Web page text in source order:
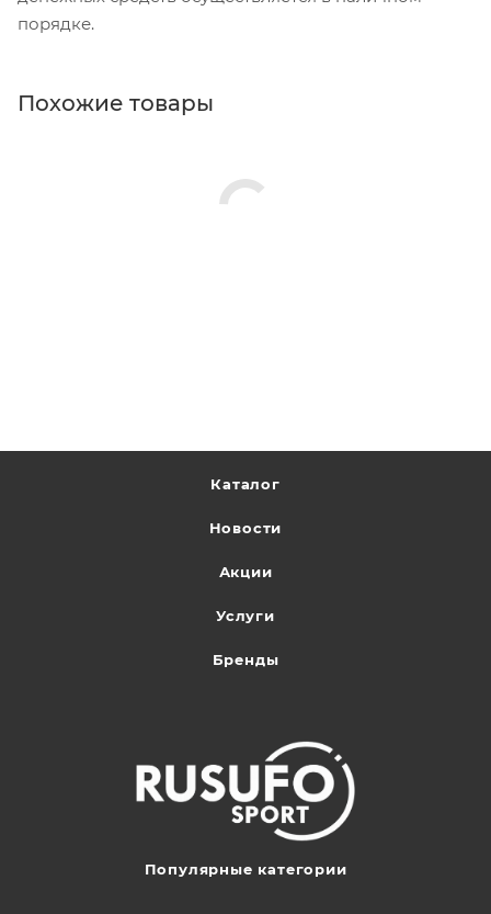
порядке.
Похожие товары
Каталог
Новости
Акции
Услуги
Бренды
Популярные категории